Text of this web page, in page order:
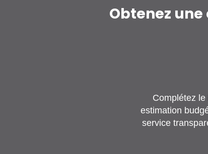
Obtenez
Complétez
estimation
service